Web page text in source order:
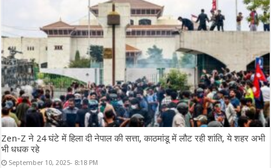
Zen-Z ने 24 घंटे में हिला दी नेपाल की सत्ता, काठमांडू में लौट रही शांति, ये शहर अभी
भी धधक रहे
September 10, 2025- 8:18 PM